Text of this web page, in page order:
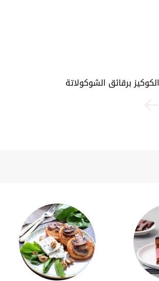
الكوكيز برقائق الشوكولاتة